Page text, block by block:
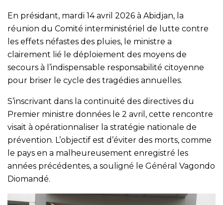
En présidant, mardi 14 avril 2026 à Abidjan, la
réunion du Comité interministériel de lutte contre
les effets néfastes des pluies, le ministre a
clairement lié le déploiement des moyens de
secours à l’indispensable responsabilité citoyenne
pour briser le cycle des tragédies annuelles.
S’inscrivant dans la continuité des directives du
Premier ministre données le 2 avril, cette rencontre
visait à opérationnaliser la stratégie nationale de
prévention. L’objectif est d’éviter des morts, comme
le pays en a malheureusement enregistré les
années précédentes, a souligné le Général Vagondo
Diomandé.